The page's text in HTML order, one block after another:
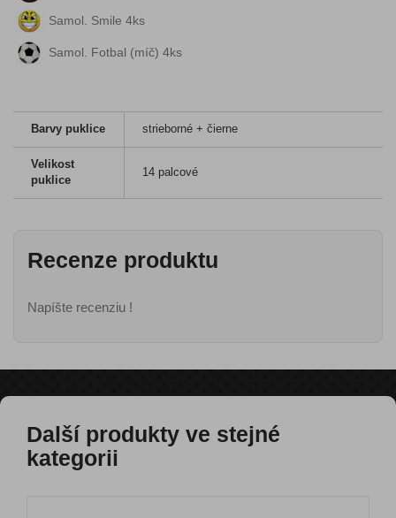
Samol. Smile 4ks
Samol. Fotbal (míč) 4ks
Barvy puklice strieborné + čierne
Velikost
puklice
14 palcové
Recenze produktu
Napíšte recenziu !
Další produkty ve stejné
kategorii